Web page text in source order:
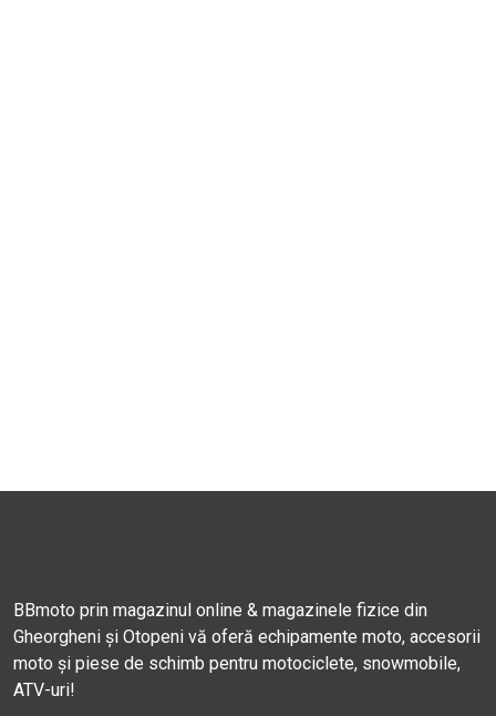
BBmoto prin magazinul online & magazinele fizice din
Gheorgheni și Otopeni vă oferă echipamente moto, accesorii
moto și piese de schimb pentru motociclete, snowmobile,
ATV-uri!